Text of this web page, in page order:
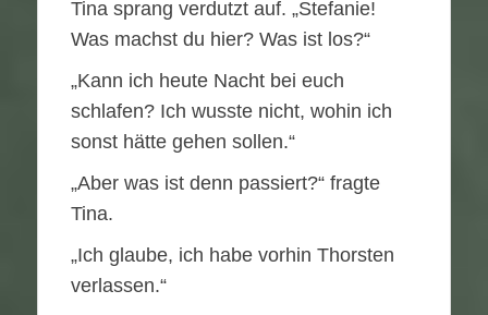
Tina sprang verdutzt auf. „Stefanie!
Was machst du hier? Was ist los?“
„Kann ich heute Nacht bei euch
schlafen? Ich wusste nicht, wohin ich
sonst hätte gehen sollen.“
„Aber was ist denn passiert?“ fragte
Tina.
„Ich glaube, ich habe vorhin Thorsten
verlassen.“